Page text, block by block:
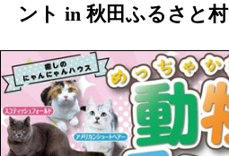
ント in 秋田ふるさと村
グッズ▼
賛同するには▼